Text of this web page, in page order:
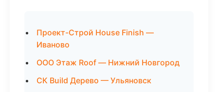
Проект-Строй House Finish —
Иваново
ООО Этаж Roof — Нижний Новгород
СК Build Дерево — Ульяновск